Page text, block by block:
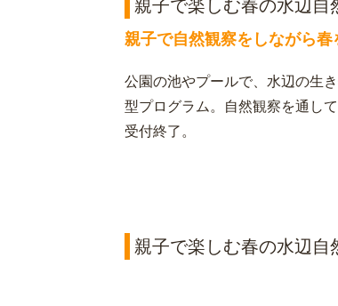
親子で楽しむ春の水辺自
親子で自然観察をしながら春
公園の池やプールで、水辺の生
型プログラム。自然観察を通し
受付終了。
親子で楽しむ春の水辺自